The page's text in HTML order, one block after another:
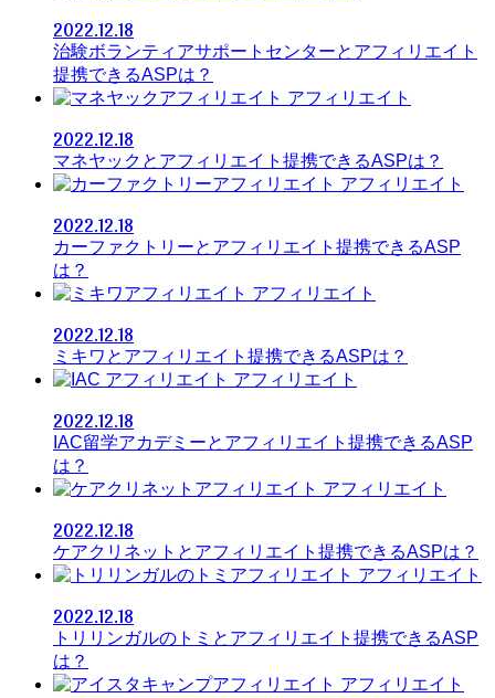
2022.12.18
治験ボランティアサポートセンターとアフィリエイト
提携できるASPは？
アフィリエイト
2022.12.18
マネヤックとアフィリエイト提携できるASPは？
アフィリエイト
2022.12.18
カーファクトリーとアフィリエイト提携できるASP
は？
アフィリエイト
2022.12.18
ミキワとアフィリエイト提携できるASPは？
アフィリエイト
2022.12.18
IAC留学アカデミーとアフィリエイト提携できるASP
は？
アフィリエイト
2022.12.18
ケアクリネットとアフィリエイト提携できるASPは？
アフィリエイト
2022.12.18
トリリンガルのトミとアフィリエイト提携できるASP
は？
アフィリエイト